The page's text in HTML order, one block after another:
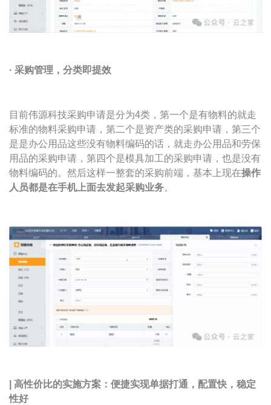
· 采购管理 ，分类即提效
目前伟源科技采购申请是分为4类，第一个是有物料的就走
标准的物料采购申请，第二个是资产类的采购申请，第三个
是是办公用品这些没有物料编码的话，就走办公用品和劳保
用品的采购申请，第四个是模具加工的采购申请，也是没有
物料编码的。然后这样一整套的采购前端，基本上现在操作
人员都是在手机上面去发起采购业务。
高性价比的实施方案： 便捷实现单据打通，配置快，稳定
性好